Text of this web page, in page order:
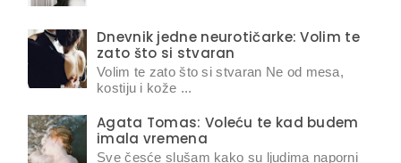
Dnevnik jedne neurotičarke: Volim te
zato što si stvaran
Volim te zato što si stvaran Ne od mesa,
kostiju i kože ...
Agata Tomas: Voleću te kad budem
imala vremena
Sve česće slušam kako su ljudima naporni